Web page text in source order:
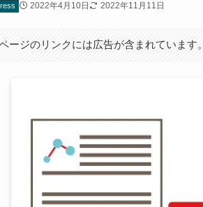
2022年4月10日 2022年11月11日
ージのリンクには広告が含まれています。